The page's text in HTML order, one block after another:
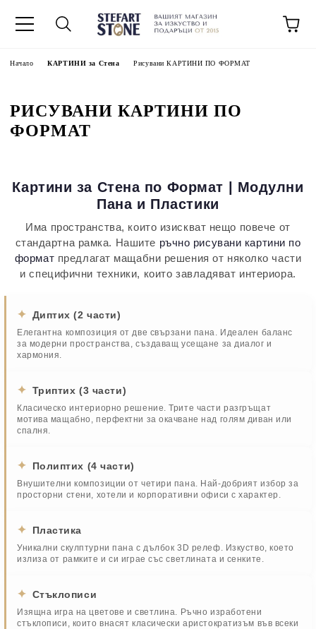
Начало КАРТИНИ за Стена Рисувани КАРТИНИ ПО ФОРМАТ
РИСУВАНИ КАРТИНИ ПО
ФОРМАТ
Картини за Стена по Формат | Модулни
Пана и Пластики
Има пространства, които изискват нещо повече от
стандартна рамка. Нашите ръчно рисувани картини по
формат предлагат мащабни решения от няколко части
и специфични техники, които завладяват интериора.
✦ Диптих (2 части)
Елегантна композиция от две свързани пана. Идеален баланс
за модерни пространства, създаващ усещане за диалог и
хармония.
✦ Триптих (3 части)
Класическо интериорно решение. Трите части разгръщат
мотива мащабно, перфектни за окачване над голям диван или
спалня.
✦ Полиптих (4 части)
Внушителни композиции от четири пана. Най-добрият избор за
просторни стени, хотели и корпоративни офиси с характер.
✦ Пластика
Уникални скулптурни пана с дълбок 3D релеф. Изкуство, което
излиза от рамките и си играе със светлината и сенките.
✦ Стъклописи
Изящна игра на цветове и светлина. Ръчно изработени
стъклописи, които внасят класически аристократизъм във всеки